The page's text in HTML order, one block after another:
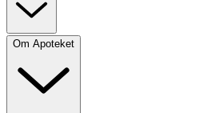
Om Apoteket